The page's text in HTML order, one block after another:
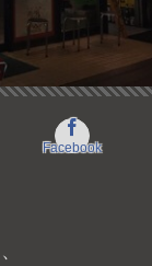
Facebook